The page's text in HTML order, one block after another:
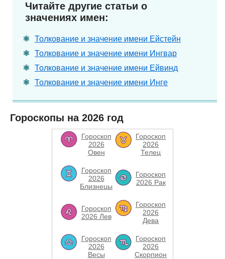
Читайте другие статьи о
значениях имен:
Толкование и значение имени Ейстейн
Толкование и значение имени Ингвар
Толкование и значение имени Ейвинд
Толкование и значение имени Инге
Гороскопы на 2026 год
Гороскоп
2026
Овен
Гороскоп
2026
Телец
Гороскоп
2026
Близнецы
Гороскоп
2026 Рак
Гороскоп
2026 Лев
Гороскоп
2026
Дева
Гороскоп
2026
Весы
Гороскоп
2026
Скорпион